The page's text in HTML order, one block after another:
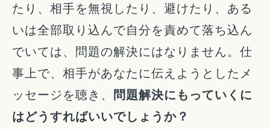
たり、相手を無視したり、避けたり、ある
いは全部取り込んで自分を責めて落ち込ん
でいては、問題の解決にはなりません。仕
事上で、相手があなたに伝えようとしたメ
ッセージを聴き、
問題解決にもっていくに
はどうすればいいでしょうか？